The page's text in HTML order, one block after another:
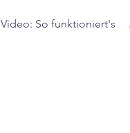
Video: So funktioniert's